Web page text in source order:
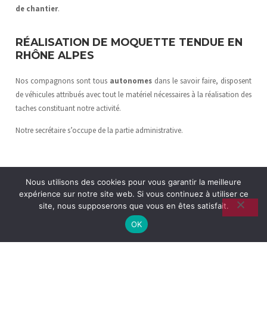
de chantier.
RÉALISATION DE MOQUETTE TENDUE EN
RHÔNE ALPES
Nos compagnons sont tous autonomesdans le savoir faire, disposent
de véhicules attribués avec tout le matériel nécessaires à la réalisation des
taches constituant notre activité.
Notre secrétaire s’occupe de la partie administrative.
SOLS PVC
Nous utilisons des cookies pour vous garantir la meilleure
expérience sur notre site web. Si vous continuez à utiliser ce
site, nous supposerons que vous en êtes satisfait.
OK